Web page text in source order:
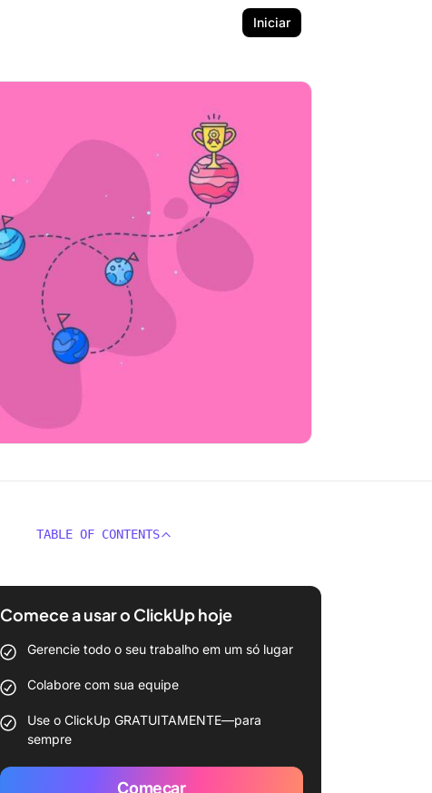
Iniciar
TABLE OF CONTENTS
Comece a usar o ClickUp hoje
Gerencie todo o seu trabalho em um só lugar
Colabore com sua equipe
Use o ClickUp GRATUITAMENTE—para
sempre
Começar